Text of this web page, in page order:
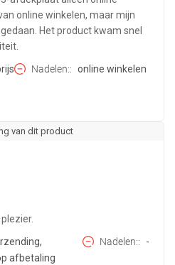
online winkelen, maar mijn
Het product kwam snel
Nadelen: online winkelen
van dit product
afbetaling
Nadelen: -